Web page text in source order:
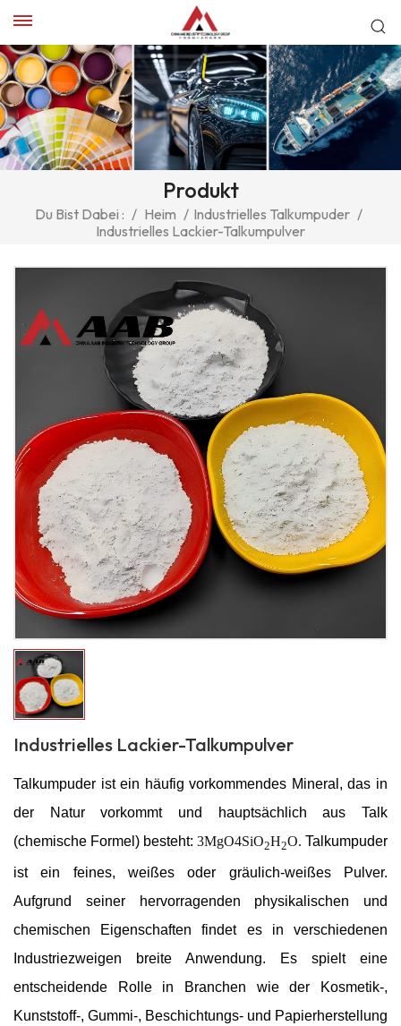
Produkt
Du Bist Dabei : / Heim / Industrielles Talkumpuder /
Industrielles Lackier-Talkumpulver
Industrielles Lackier-Talkumpulver
Talkumpuder ist ein häufig vorkommendes Mineral, das in
der Natur vorkommt und hauptsächlich aus Talk
(chemische Formel) besteht: 3MgO4SiO2H2O. Talkumpuder
ist ein feines, weißes oder gräulich-weißes Pulver.
Aufgrund seiner hervorragenden physikalischen und
chemischen Eigenschaften findet es in verschiedenen
Industriezweigen breite Anwendung. Es spielt eine
entscheidende Rolle in Branchen wie der Kosmetik-,
Kunststoff-, Gummi-, Beschichtungs- und Papierherstellung